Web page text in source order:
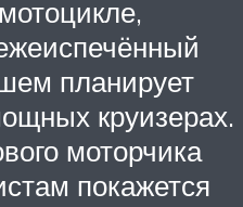
планирует
круизерах.
моторчика
покажется